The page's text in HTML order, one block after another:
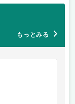
もっとみる